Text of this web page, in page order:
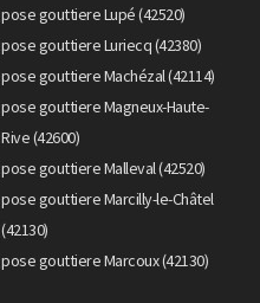
pose gouttiere Lupé (42520)
pose gouttiere Luriecq (42380)
pose gouttiere Machézal (42114)
pose gouttiere Magneux-Haute-
Rive (42600)
pose gouttiere Malleval (42520)
pose gouttiere Marcilly-le-Châtel
(42130)
pose gouttiere Marcoux (42130)